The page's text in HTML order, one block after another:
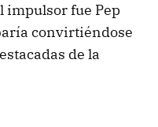
impulsor fue Pep
convirtiéndose
de la